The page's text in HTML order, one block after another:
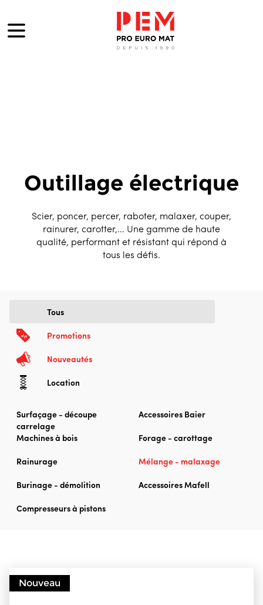
Outillage électrique
Scier, poncer, percer, raboter, malaxer, couper,
rainurer, carotter,… Une gamme de haute
qualité, performant et résistant qui répond à
tous les défis.
Tous
Promotions
Nouveautés
Location
Surfaçage - découpe
carrelage
Accessoires Baier
Machines à bois
Forage - carottage
Rainurage
Mélange - malaxage
Burinage - démolition
Accessoires Mafell
Compresseurs à pistons
Nouveau